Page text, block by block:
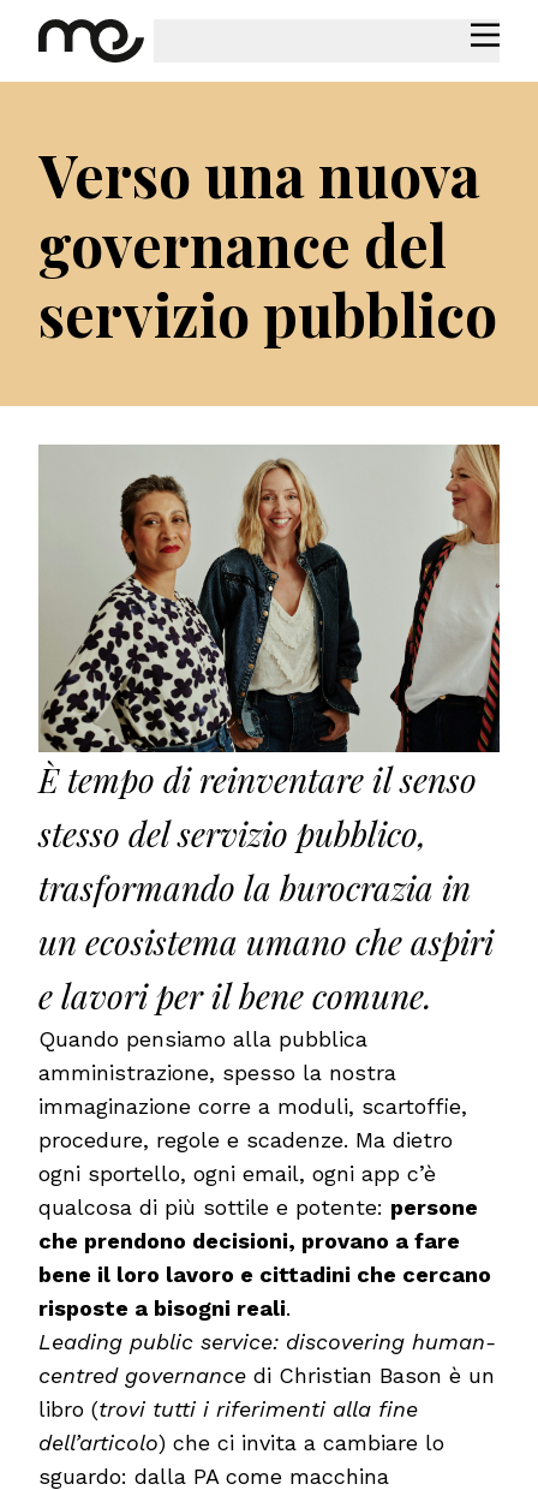
Verso una nuova
governance del
servizio pubblico
È tempo di reinventare il senso
stesso del servizio pubblico,
trasformando la burocrazia in
un ecosistema umano che aspiri
e lavori per il bene comune.
Quando pensiamo alla pubblica
amministrazione, spesso la nostra
immaginazione corre a moduli, scartoffie,
procedure, regole e scadenze. Ma dietro
ogni sportello, ogni email, ogni app c’è
qualcosa di più sottile e potente: persone
che prendono decisioni, provano a fare
bene il loro lavoro e cittadini che cercano
risposte a bisogni reali.
Leading public service: discovering human-
centred governance di Christian Bason è un
libro (trovi tutti i riferimenti alla fine
dell’articolo) che ci invita a cambiare lo
sguardo: dalla PA come macchina